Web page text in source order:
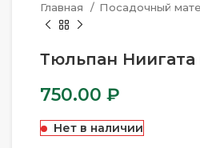
Главная Посадочный
Тюльпан Ниигата
750.00 ₽
Нет в наличии